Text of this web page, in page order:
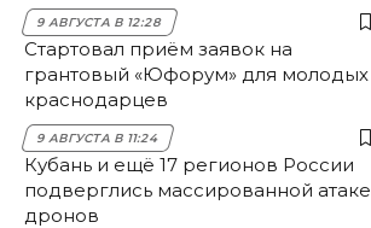
9 АВГУСТА В 12:28
Стартовал приём заявок на
грантовый «Юфорум» для молодых
краснодарцев
9 АВГУСТА В 11:24
Кубань и ещё 17 регионов России
подверглись массированной атаке
дронов